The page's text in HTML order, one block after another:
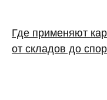
Где применяют
от складов до